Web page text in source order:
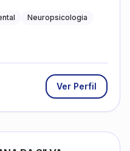
uma terapia
Neuropsicologia
Ver Perfil